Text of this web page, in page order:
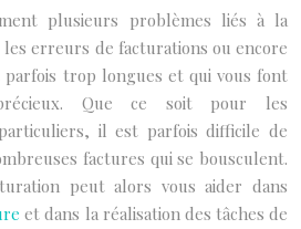
plusieurs problèmes liés à la
erreurs de facturations ou encore
trop longues et qui vous font
Que ce soit pour les
il est parfois difficile de
factures qui se bousculent.
peut alors vous aider dans
et dans la réalisation des tâches de